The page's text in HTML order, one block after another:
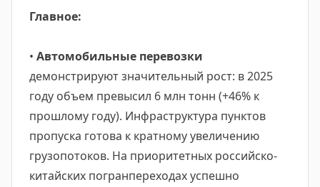
Главное:
• Автомобильные перевозки
демонстрируют значительный рост: в 2025
году объем превысил 6 млн тонн (+46% к
прошлому году). Инфраструктура пунктов
пропуска готова к кратному увеличению
грузопотоков. На приоритетных российско-
китайских погранпереходах успешно